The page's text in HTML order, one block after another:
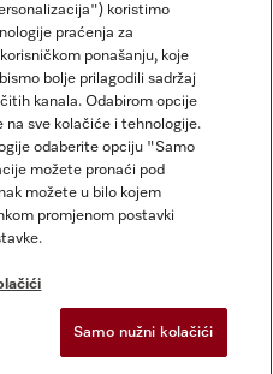
koristimo
praćenja za
ponašanju, koje
bolje prilagodili sadržaj
kanala. Odabirom opcije
sve kolačiće i tehnologije.
odaberite opciju "Samo
možete pronaći pod
možete u bilo kojem
promjenom postavki
Samo nužni kolačići